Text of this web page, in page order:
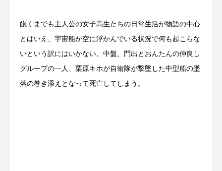
飽くまでも主人公の女子高生たちの日常生活が物語の中心
とはいえ、宇宙船が空に浮かんでいる状況で何も起こらな
いという訳にはいかない。中盤、門出とおんたんの仲良し
グループの一人、栗原キホが自衛隊が撃墜した中型船の墜
落の巻き添えとなって死亡してしまう。